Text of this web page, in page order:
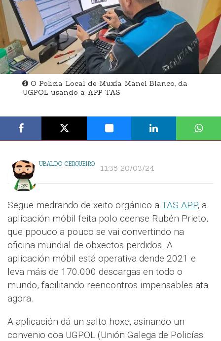
O Policia Local de Muxía Manel Blanco, da
UGPOL usando a APP TAS
UBALDO CERQUEIRO 11:35 20/03/24
Segue medrando de xeito orgánico a TAS APP, a
aplicación móbil feita polo ceense Rubén Prieto,
que ppouco a pouco se vai convertindo na
oficina mundial de obxectos perdidos. A
aplicación móbil está operativa dende 2021 e
leva máis de 170.000 descargas en todo o
mundo, facilitando reencontros impensables ata
agora.
A aplicación dá un salto hoxe, asinando un
convenio coa UGPOL (Unión Galega de Policías